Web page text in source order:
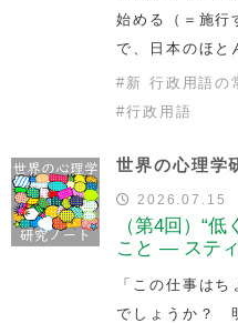
始める（＝施行
で、日本のほと
# 新 行政用語の
#行政用語
世界の心理学
2026.07.15
（第4回）“
こと — ステ
「この仕事は
でしょうか？